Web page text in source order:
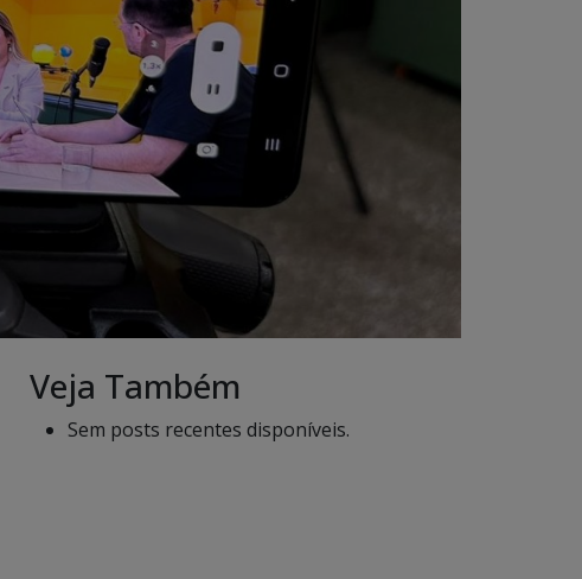
Veja Também
Sem posts recentes disponíveis.